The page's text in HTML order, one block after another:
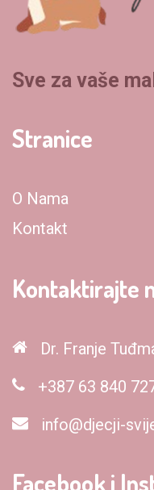
Sve za vaše
Stranice
O Nama
Kontakt
Kontaktirajte
Dr. Franje
+387 63 840
info@djecji-
Facebook i